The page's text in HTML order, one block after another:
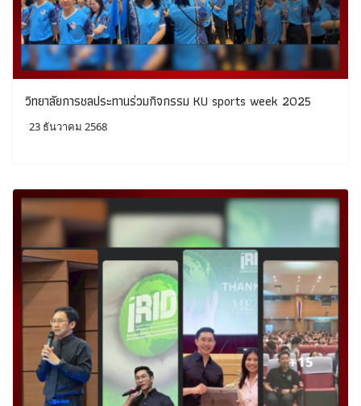
วิทยาลัยการชลประทานร่วมกิจกรรม KU sports week 2025
23 ธันวาคม 2568